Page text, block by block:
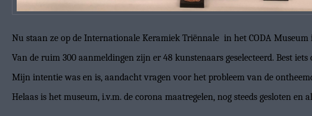
Nu staan ze op de Internationale Keramiek Triënnale in het CODA Museum
Van de ruim 300 aanmeldingen zijn er 48 kunstenaars geselecteerd. Best
Mijn intentie was en is, aandacht vragen voor het probleem van de
Helaas is het museum, i.v.m. de corona maatregelen, nog steeds gesloten